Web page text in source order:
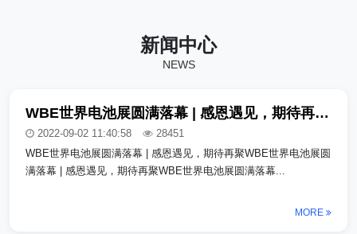
新闻中心
NEWS
WBE世界电池展圆满落幕 | 感恩遇见，期待再聚_copy_copy_copy
2022-09-02 11:40:58
28451
WBE世界电池展圆满落幕 | 感恩遇见，期待再聚WBE世界电池展圆
满落幕 | 感恩遇见，期待再聚WBE世界电池展圆满落幕...
MORE